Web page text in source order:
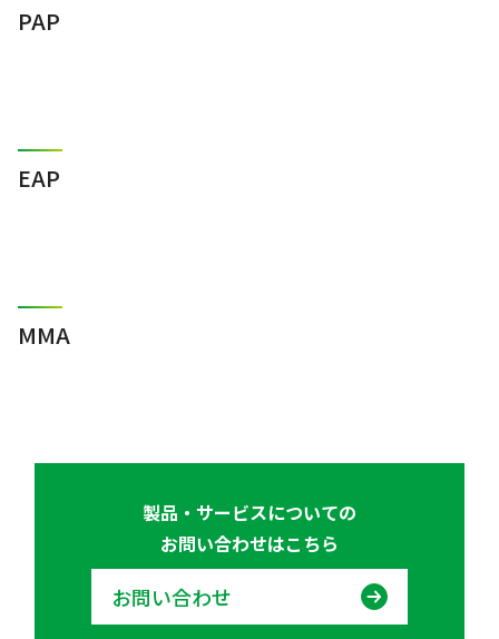
PAP
EAP
MMA
製品・サービスについての
お問い合わせはこちら
お問い合わせ